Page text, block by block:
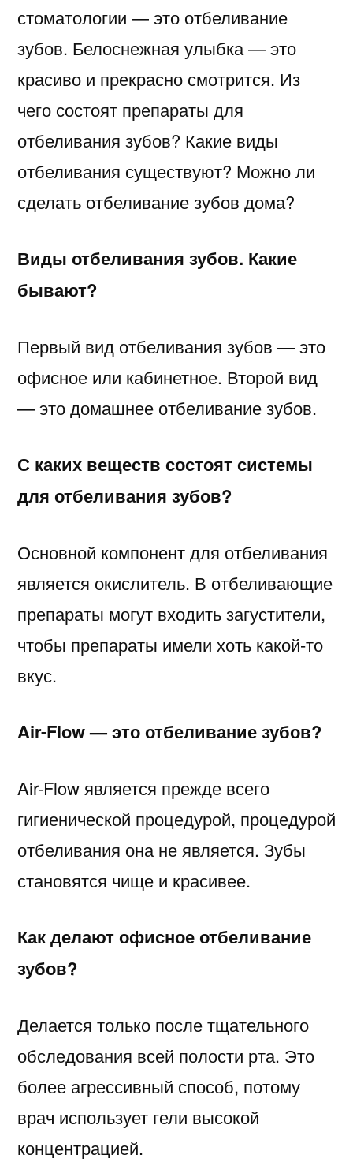
стоматологии — это отбеливание
зубов. Белоснежная улыбка — это
красиво и прекрасно смотрится. Из
чего состоят препараты для
отбеливания зубов? Какие виды
отбеливания существуют? Можно ли
сделать отбеливание зубов дома?
Виды отбеливания зубов. Какие
бывают?
Первый вид отбеливания зубов — это
офисное или кабинетное. Второй вид
— это домашнее отбеливание зубов.
С каких веществ состоят системы
для отбеливания зубов?
Основной компонент для отбеливания
является окислитель. В отбеливающие
препараты могут входить загустители,
чтобы препараты имели хоть какой-то
вкус.
Air-Flow — это отбеливание зубов?
Air-Flow является прежде всего
гигиенической процедурой, процедурой
отбеливания она не является. Зубы
становятся чище и красивее.
Как делают офисное отбеливание
зубов?
Делается только после тщательного
обследования всей полости рта. Это
более агрессивный способ, потому
врач использует гели высокой
концентрацией.